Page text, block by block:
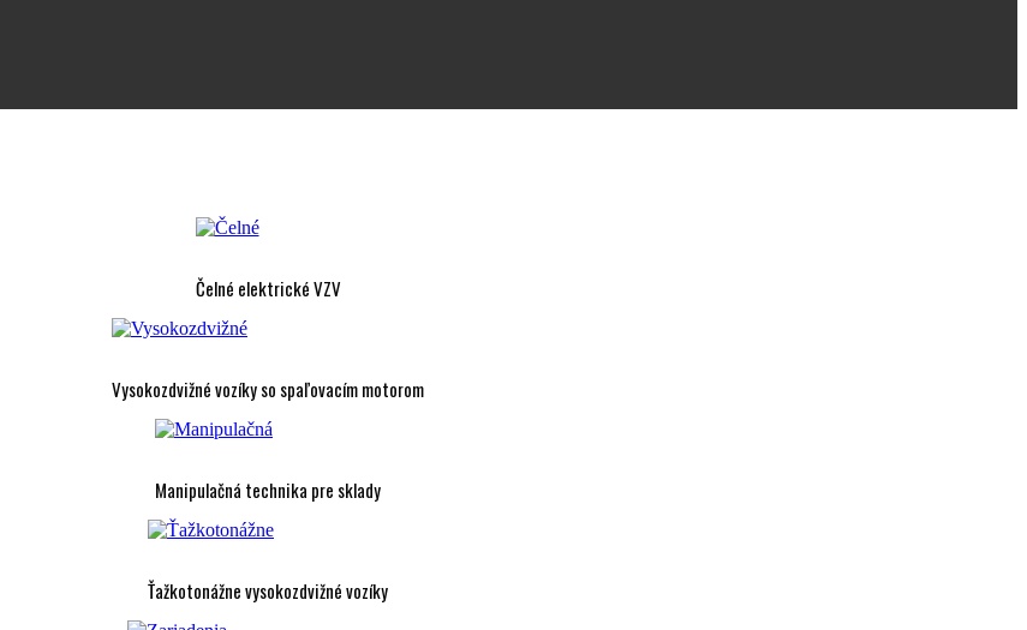
Čelné elektrické VZV
Vysokozdvižné vozíky so spaľovacím motorom
Manipulačná technika pre sklady
Ťažkotonážne vysokozdvižné vozíky